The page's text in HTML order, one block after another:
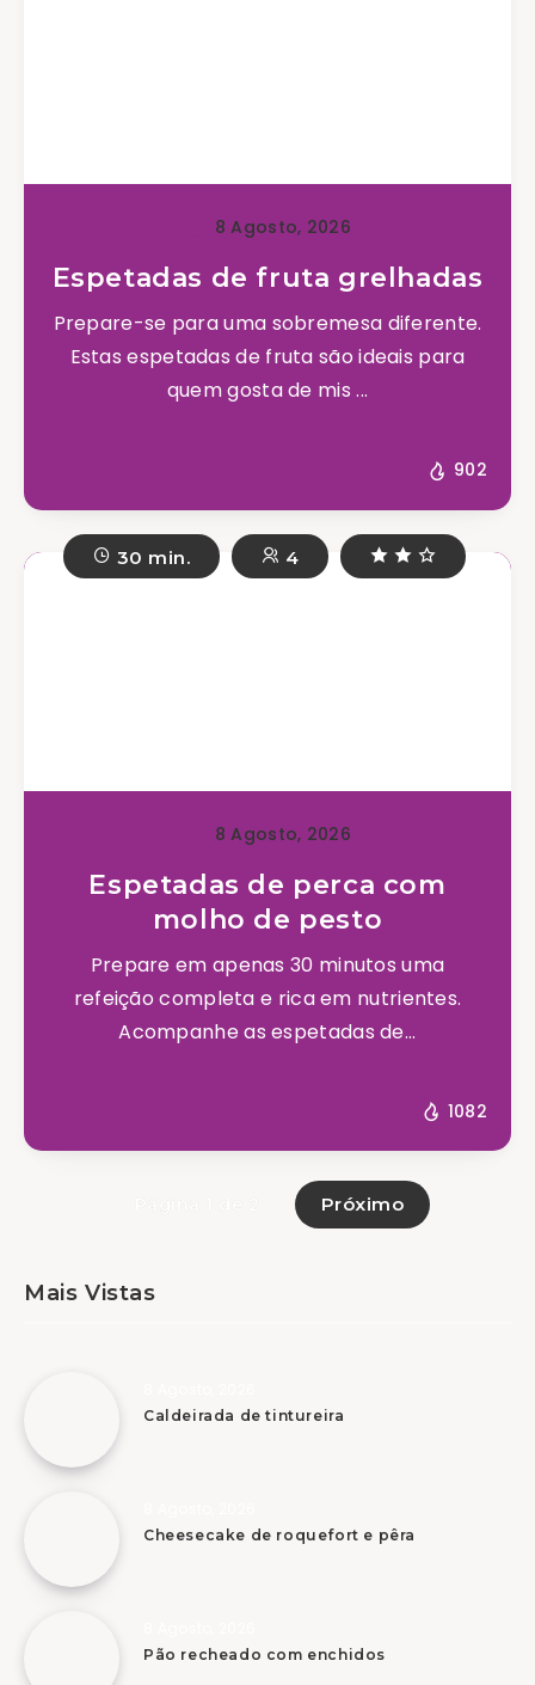
8 Agosto, 2026
Espetadas de fruta grelhadas
Prepare-se para uma sobremesa diferente.
Estas espetadas de fruta são ideais para
quem gosta de mis ...
902
30 min. 4
8 Agosto, 2026
Espetadas de perca com
molho de pesto
Prepare em apenas 30 minutos uma
refeição completa e rica em nutrientes.
Acompanhe as espetadas de...
1082
Próximo
Mais Vistas
Caldeirada de tintureira
Cheesecake de roquefort e pêra
Pão recheado com enchidos